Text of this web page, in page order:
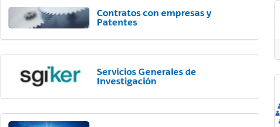
Contratos con empresas y
Patentes
Servicios Generales de
Investigación